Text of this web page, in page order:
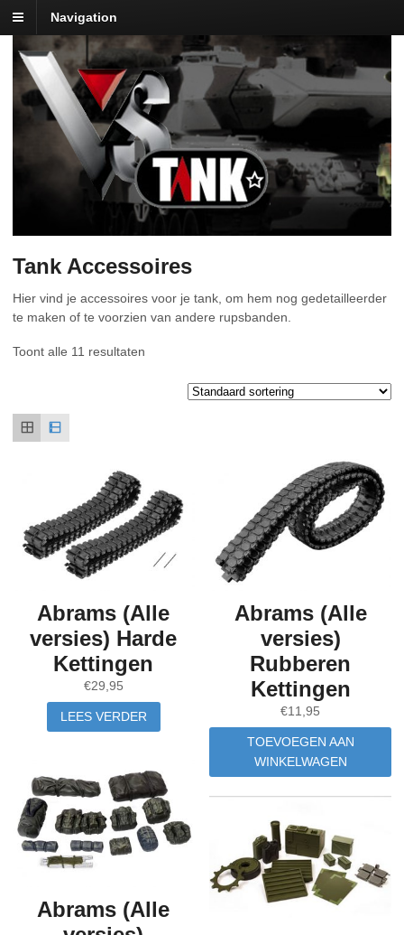
Navigation
Tank Accessoires
Hier vind je accessoires voor je tank, om hem nog gedetailleerder
te maken of te voorzien van andere rupsbanden.
Toont alle 11 resultaten
Abrams (Alle
versies) Harde
Kettingen
€29,95
LEES VERDER
Abrams (Alle
versies)
Rubberen
Kettingen
€11,95
TOEVOEGEN AAN
WINKELWAGEN
Abrams (Alle